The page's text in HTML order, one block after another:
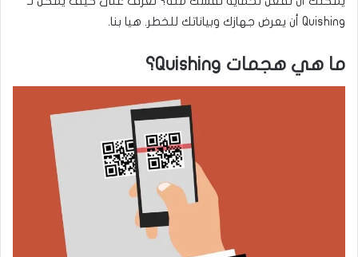
Quishing أن يعرض جهازك وبياناتك للخطر. هيا بنا.
ما هي هجمات Quishing؟